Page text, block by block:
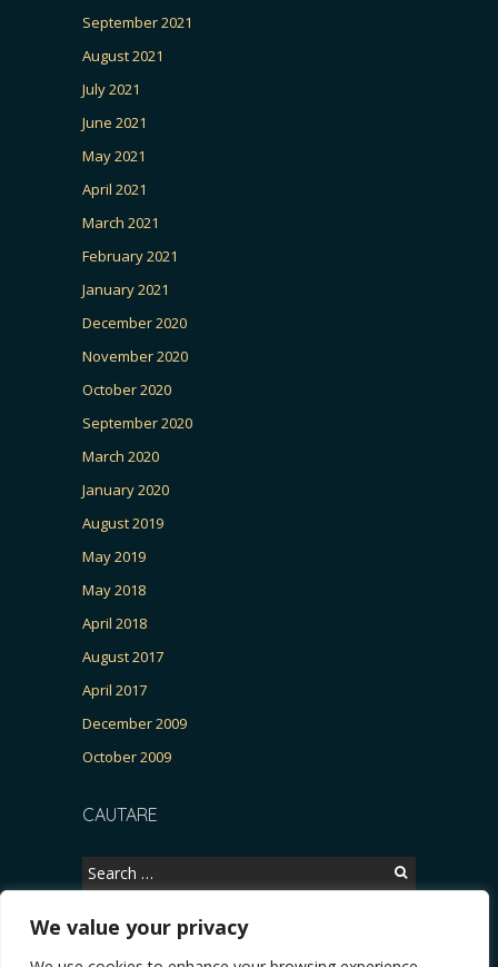
We value your privacy
September 2021
August 2021
July 2021
June 2021
May 2021
April 2021
March 2021
February 2021
January 2021
December 2020
November 2020
October 2020
September 2020
March 2020
January 2020
August 2019
May 2019
May 2018
April 2018
August 2017
April 2017
December 2009
October 2009
CAUTARE
Search
for: